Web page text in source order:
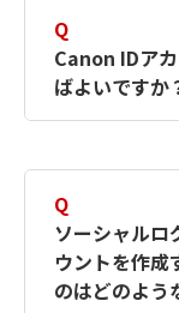
Q
Canon IDア
ばよいですか
す。詳し
何ですか
ださい。
Q
ソーシャルロ
ウントを作成
のはどのよう